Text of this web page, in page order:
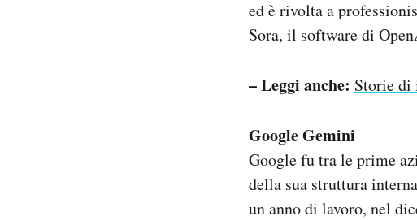
ed è rivolta a
Sora, il software di
– Leggi anche: Storie di
Google Gemini
Google fu tra le prime
della sua struttura
un anno di lavoro, nel